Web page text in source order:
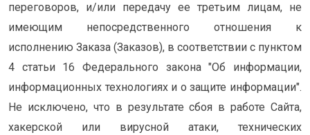
переговоров, и/или передачу ее третьим лицам, не
имеющим непосредственного отношения к
исполнению Заказа (Заказов), в соответствии с пунктом
4 статьи 16 Федерального закона "Об информации,
информационных технологиях и о защите информации".
Не исключено, что в результате сбоя в работе Сайта,
хакерской или вирусной атаки, технических